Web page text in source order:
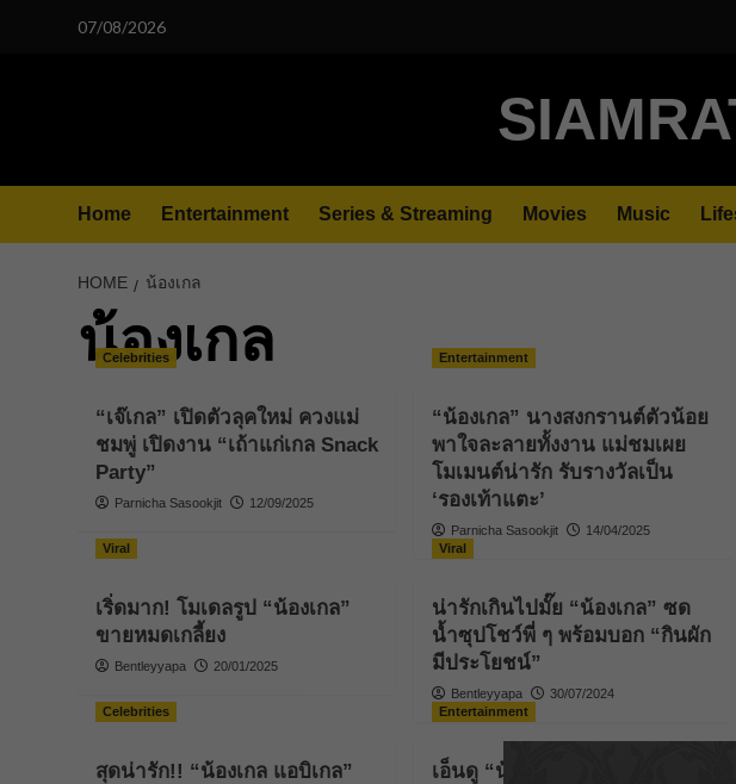
07/08/2026
Home Entertainment Series & Streaming Movies Music
HOME น้องเกล
น้องเกล
Celebrities
“เจ๊เกล” เปิดตัวลุคใหม่ ควงแม่
ชมพู่ เปิดงาน “เถ้าแก่เกล Snack
Party”
Parnicha Sasookjit 12/09/2025
Entertainment
“น้องเกล” นางสงกรานต์ตัวน้อย
พาใจละลายทั้งงาน แม่ชมเผย
โมเมนต์น่ารัก รับรางวัลเป็น
‘รองเท้าแตะ’
Parnicha Sasookjit 14/04/2025
Viral
เริ่ดมาก! โมเดลรูป “น้องเกล”
ขายหมดเกลี้ยง
Bentleyyapa 20/01/2025
Viral
น่ารักเกินไปมั๊ย “น้องเกล” ซด
น้ำซุปโชว์พี่ ๆ พร้อมบอก “กินผัก
มีประโยชน์”
Bentleyyapa 30/07/2024
Celebrities
สุดน่ารัก!! “น้องเกล แอบิเกล”
Entertainment
เอ็นดู “น้องเกล” สร้างตำนานอีก